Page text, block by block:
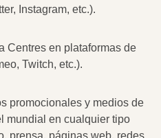
Instagram, etc.).
Centres en plataformas de
Twitch, etc.).
promocionales y medios de
mundial en cualquier tipo